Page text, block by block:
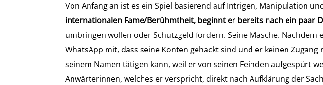
Von Anfang an ist es ein Spiel basierend auf Intrigen, Manipulation
internationalen Fame/Berühmtheit, beginnt er bereits nach ein paar
umbringen wollen oder Schutzgeld fordern. Seine Masche:
WhatsApp mit, dass seine Konten gehackt sind und er keinen
seinem Namen tätigen kann, weil er von seinen Feinden aufgespürt
Anwärterinnen, welches er verspricht, direkt nach Aufklärung der